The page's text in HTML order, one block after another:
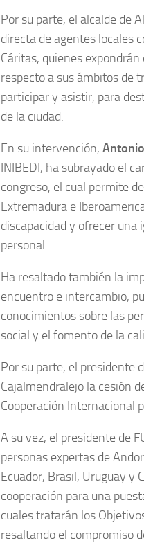
Por su parte, el alcalde de
directa de agentes locales
Cáritas, quienes
respecto a sus ámbitos de
participar y asistir, para
de la ciudad.
En su intervención,
INIBEDI, ha subrayado el
congreso, el cual permite
Extremadura e
discapacidad y ofrecer una
personal.
Ha resaltado también la
encuentro e intercambio,
conocimientos sobre las
social y el fomento de la
Por su parte, el presidente
Cajalmendralejo la cesión
Cooperación Internacional
A su vez, el presidente de
personas expertas de
Ecuador, Brasil, Uruguay y
cooperación para una
cuales tratarán los
resaltando el compromiso